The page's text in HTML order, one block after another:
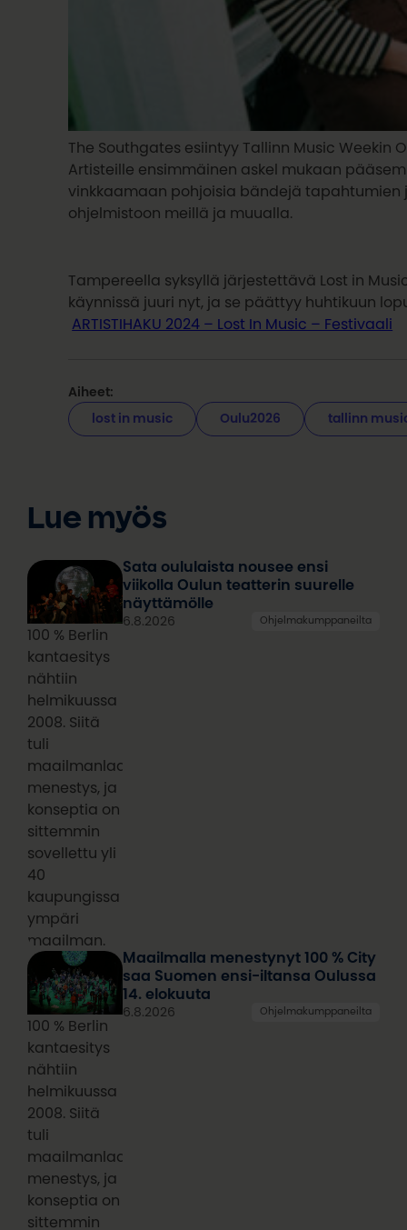
The Southgates esiintyy Tallinn Music Weekin
Artisteille ensimmäinen askel mukaan
vinkkaamaan pohjoisia bändejä tapahtumien
ohjelmistoon meillä ja muualla.
Tampereella syksyllä järjestettävä Lost in
käynnissä juuri nyt, ja se päättyy huhtikuun
ARTISTIHAKU 2024 – Lost In Music – Festivaali
Aiheet:
lost in music Oulu2026 tallinn
Lue myös
100 % Berlin
kantaesitys
nähtiin
helmikuussa
2008. Siitä
tuli
maailmanlaajuinen
menestys, ja
konseptia on
sittemmin
sovellettu yli
40
kaupungissa
ympäri
maailman.
Sata oululaista nousee ensi
viikolla Oulun teatterin suurelle
näyttämölle
6.8.2026 Ohjelmakumppaneilta
100 % Berlin
kantaesitys
nähtiin
helmikuussa
2008. Siitä
tuli
maailmanlaajuinen
menestys, ja
konseptia on
sittemmin
Maailmalla menestynyt 100 % City
saa Suomen ensi-iltansa Oulussa
14. elokuuta
6.8.2026 Ohjelmakumppaneilta